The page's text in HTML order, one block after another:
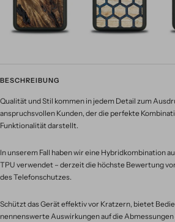
BESCHREIBUNG
Qualität und Stil kommen in jedem Detail zum
anspruchsvollen Kunden, der die perfekte
Funktionalität darstellt.
In unserem Fall haben wir eine Hybridkombination
TPU verwendet – derzeit die höchste Bewertung
des Telefonschutzes.
Schützt das Gerät effektiv vor Kratzern, bietet
nennenswerte Auswirkungen auf die Abmessungen